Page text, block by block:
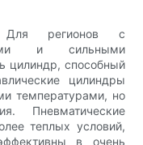
Для регионов с
и сильными
цилиндр, способный
цилиндры
температурами, но
Пневматические
теплых условий,
в очень